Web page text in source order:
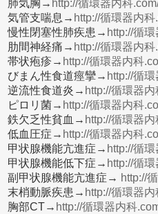
肺気胸→ http://循環器内科
気管支喘息→ http://循環器内科
慢性閉塞性肺疾患→ http://循
肋間神経痛→ http://循環器内
帯状疱疹→ http://循環器内科
びまん性食道痙攣→ http://循
逆流性食道炎→ http://循環器
ピロリ菌→ http://循環器内科
鉄欠乏性貧血→ http://循環器
低血圧症→ http://循環器内科
甲状腺機能亢進症→ http://循
甲状腺機能低下症→ http://循
副甲状腺機能亢進症→ http://
末梢動脈疾患→ http://循環器
胸部CT→ http://循環器内科